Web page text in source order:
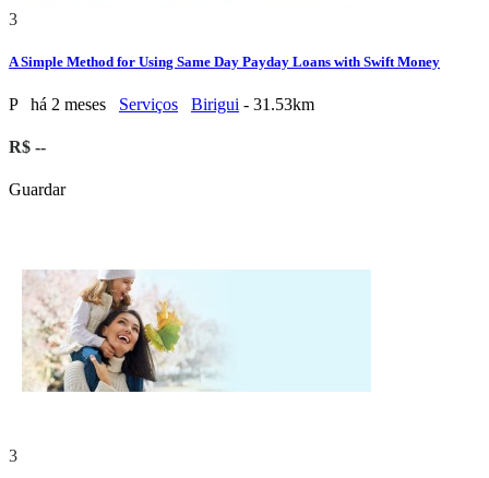
3
A Simple Method for Using Same Day Payday Loans with Swift Money
P há 2 meses Serviços Birigui - 31.53km
R$ --
Guardar
3